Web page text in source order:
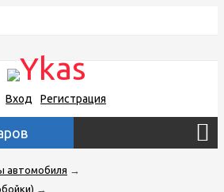
Вход Регистрация
автомобиля →
→